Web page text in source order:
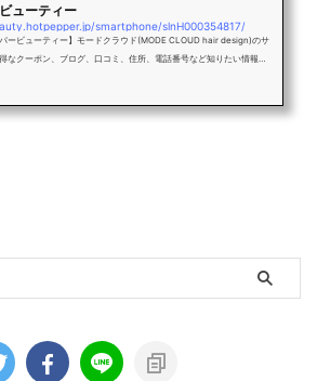
ューティー
smartphone/slnH000354817/
パービューティー】モードクラウド(MODE CLOUD hair design)のサ
なクーポン、ブログ、口コミ、住所、電話番号など知りたい情報満